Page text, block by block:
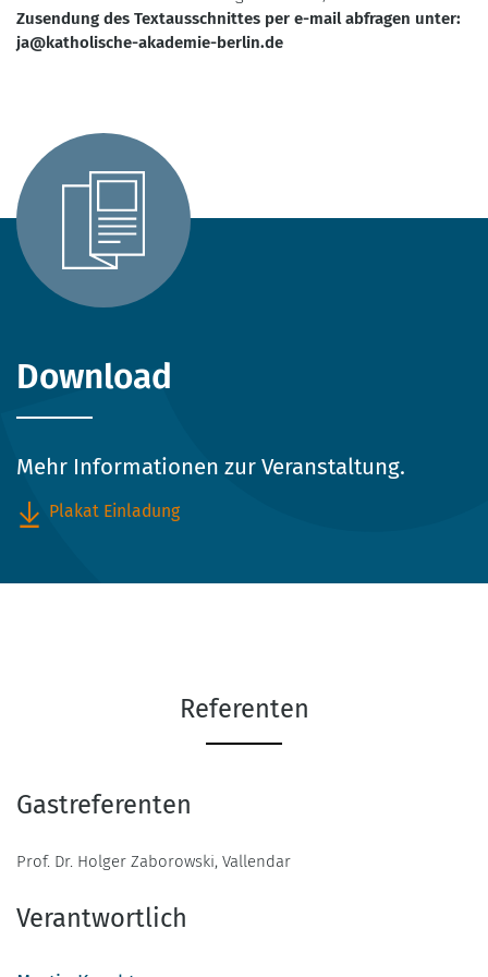
Zusendung des Textausschnittes per e-mail abfragen unter:
ja@katholische-akademie-berlin.de
Download
Mehr Informationen zur Veranstaltung.
Plakat Einladung
Referenten
Gastreferenten
Prof. Dr. Holger Zaborowski, Vallendar
Verantwortlich